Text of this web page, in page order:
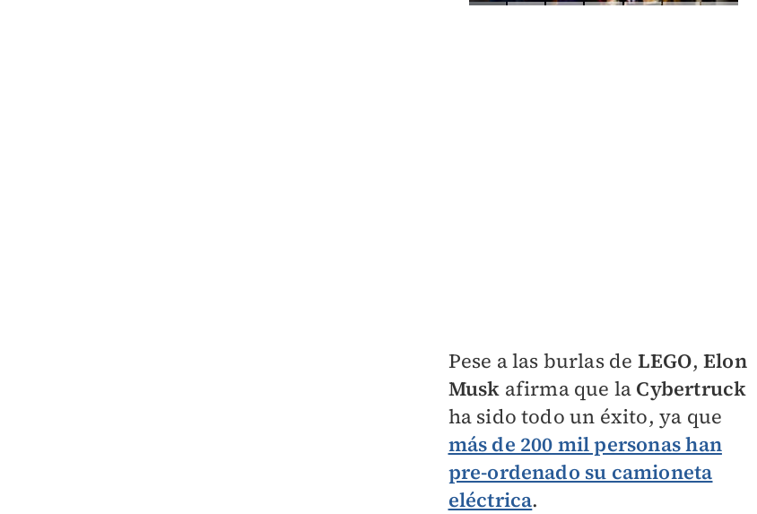
Pese a las burlas de LEGO, Elon
Musk afirma que la Cybertruck
ha sido todo un éxito, ya que
más de 200 mil personas han
pre-ordenado su camioneta
eléctrica.